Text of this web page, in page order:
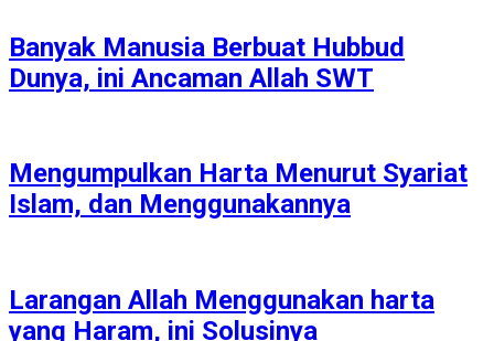
Banyak Manusia Berbuat Hubbud
Dunya, ini Ancaman Allah SWT
Mengumpulkan Harta Menurut Syariat
Islam, dan Menggunakannya
Larangan Allah Menggunakan harta
yang Haram, ini Solusinya